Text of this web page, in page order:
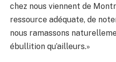
chez nous viennent de
ressource adéquate, de
nous ramassons
ébullition qu’ailleurs.»